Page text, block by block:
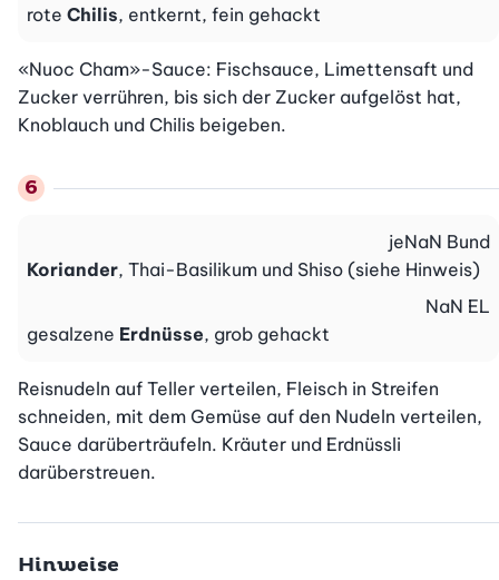
rote Chilis, entkernt, fein gehackt
«Nuoc Cham»-Sauce: Fischsauce, Limettensaft und
Zucker verrühren, bis sich der Zucker aufgelöst hat,
Knoblauch und Chilis beigeben.
Koriander, Thai-Basilikum und Shiso (siehe Hinweis)
jeNaN Bund
gesalzene Erdnüsse, grob gehackt
NaN EL
Reisnudeln auf Teller verteilen, Fleisch in Streifen
schneiden, mit dem Gemüse auf den Nudeln verteilen,
Sauce darüberträufeln. Kräuter und Erdnüssli
darüberstreuen.
Hinweise